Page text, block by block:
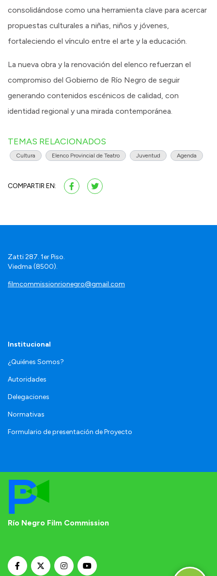
consolidándose como una herramienta clave para acercar
propuestas culturales a niñas, niños y jóvenes,
fortaleciendo el vínculo entre el arte y la educación.
La nueva obra y la renovación del elenco refuerzan el
compromiso del Gobierno de Río Negro de seguir
generando contenidos escénicos de calidad, con
identidad regional y una mirada contemporánea.
TEMAS RELACIONADOS
Cultura Elenco Provincial de Teatro Juventud Agenda
COMPARTIR EN:
Zatti 287. 1er Piso.
Viedma (8500).
filmcommissionrionegro@gmail.com
Institucional
¿Quiénes Somos?
Autoridades
Delegaciones
Normativas
Formulario de presentación de Proyecto
Río Negro Film Commission